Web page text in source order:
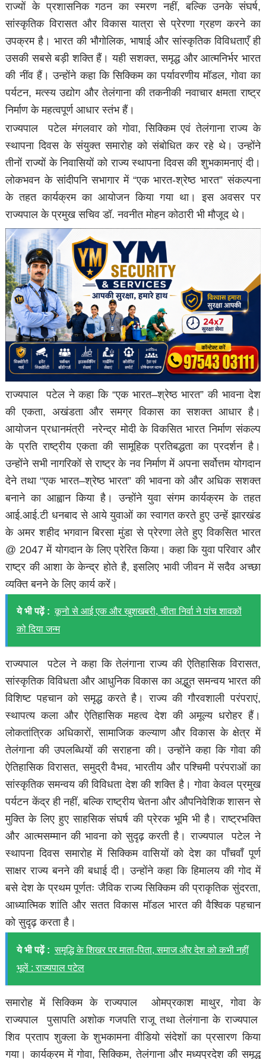
राज्यों के प्रशासनिक गठन का स्मरण नहीं, बल्कि उनके संघर्ष,
सांस्कृतिक विरासत और विकास यात्रा से प्रेरणा ग्रहण करने का
उपक्रम है। भारत की भौगोलिक, भाषाई और सांस्कृतिक विविधताएँ ही
उसकी सबसे बड़ी शक्ति हैं। यही सशक्त, समृद्ध और आत्मनिर्भर भारत
की नींव हैं। उन्होंने कहा कि सिक्किम का पर्यावरणीय मॉडल, गोवा का
पर्यटन, मत्स्य उद्योग और तेलंगाना की तकनीकी नवाचार क्षमता राष्ट्र
निर्माण के महत्वपूर्ण आधार स्तंभ हैं।
राज्यपाल पटेल मंगलवार को गोवा, सिक्किम एवं तेलंगाना राज्य के
स्थापना दिवस के संयुक्त समारोह को संबोधित कर रहे थे। उन्होंने
तीनों राज्यों के निवासियों को राज्य स्थापना दिवस की शुभकामनाएं दी।
लोकभवन के सांदीपनि सभागार में “एक भारत-श्रेष्ठ भारत” संकल्पना
के तहत कार्यक्रम का आयोजन किया गया था। इस अवसर पर
राज्यपाल के प्रमुख सचिव डॉ. नवनीत मोहन कोठारी भी मौजूद थे।
राज्यपाल पटेल ने कहा कि “एक भारत–श्रेष्ठ भारत” की भावना देश
की एकता, अखंडता और समग्र विकास का सशक्त आधार है।
आयोजन प्रधानमंत्री नरेन्द्र मोदी के विकसित भारत निर्माण संकल्प
के प्रति राष्ट्रीय एकता की सामूहिक प्रतिबद्धता का प्रदर्शन है।
उन्होंने सभी नागरिकों से राष्ट्र के नव निर्माण में अपना सर्वोत्तम योगदान
देने तथा “एक भारत–श्रेष्ठ भारत” की भावना को और अधिक सशक्त
बनाने का आह्वान किया है। उन्होंने युवा संगम कार्यक्रम के तहत
आई.आई.टी धनबाद से आये युवाओं का स्वागत करते हुए उन्हें झारखंड
के अमर शहीद भगवान बिरसा मुंडा से प्रेरणा लेते हुए विकसित भारत
@ 2047 में योगदान के लिए प्रेरित किया। कहा कि युवा परिवार और
राष्ट्र की आशा के केन्द्र होते है, इसलिए भावी जीवन में सदैव अच्छा
व्यक्ति बनने के लिए कार्य करें।
ये भी पढ़ें : कूनो से आई एक और खुशखबरी, चीता निर्वा ने पांच शावकों
को दिया जन्म
राज्यपाल पटेल ने कहा कि तेलंगाना राज्य की ऐतिहासिक विरासत,
सांस्कृतिक विविधता और आधुनिक विकास का अद्भुत समन्वय भारत की
विशिष्ट पहचान को समृद्ध करते है। राज्य की गौरवशाली परंपराएं,
स्थापत्य कला और ऐतिहासिक महत्व देश की अमूल्य धरोहर हैं।
लोकतांत्रिक अधिकारों, सामाजिक कल्याण और विकास के क्षेत्र में
तेलंगाना की उपलब्धियों की सराहना की। उन्होंने कहा कि गोवा की
ऐतिहासिक विरासत, समुद्री वैभव, भारतीय और पश्चिमी परंपराओं का
सांस्कृतिक समन्वय की विविधता देश की शक्ति है। गोवा केवल प्रमुख
पर्यटन केंद्र ही नहीं, बल्कि राष्ट्रीय चेतना और औपनिवेशिक शासन से
मुक्ति के लिए हुए साहसिक संघर्ष की प्रेरक भूमि भी है। राष्ट्रभक्ति
और आत्मसम्मान की भावना को सुदृढ़ करती है। राज्यपाल पटेल ने
स्थापना दिवस समारोह में सिक्किम वासियों को देश का पाँचवाँ पूर्ण
साक्षर राज्य बनने की बधाई दी। उन्होंने कहा कि हिमालय की गोद में
बसे देश के प्रथम पूर्णतः जैविक राज्य सिक्किम की प्राकृतिक सुंदरता,
आध्यात्मिक शांति और सतत विकास मॉडल भारत की वैश्विक पहचान
को सुदृढ़ करता है।
ये भी पढ़ें : समृद्धि के शिखर पर माता-पिता, समाज और देश को कभी नहीं
भूलें : राज्यपाल पटेल
समारोह में सिक्किम के राज्यपाल ओमप्रकाश माथुर, गोवा के
राज्यपाल पुसापति अशोक गजपति राजू तथा तेलंगाना के राज्यपाल
शिव प्रताप शुक्ला के शुभकामना वीडियो संदेशों का प्रसारण किया
गया। कार्यक्रम में गोवा, सिक्किम, तेलंगाना और मध्यप्रदेश की समृद्ध